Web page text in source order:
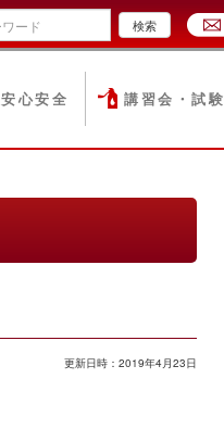
検索
安心安全 講習会・試験
更新日時：2019年4月23日